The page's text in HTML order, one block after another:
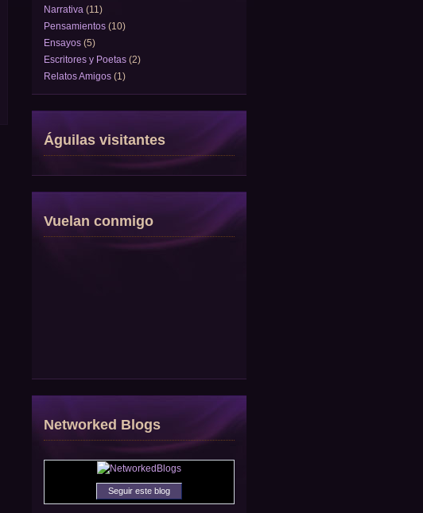
Narrativa (11)
Pensamientos (10)
Ensayos (5)
Escritores y Poetas (2)
Relatos Amigos (1)
Águilas visitantes
Vuelan conmigo
Networked Blogs
Seguir este blog